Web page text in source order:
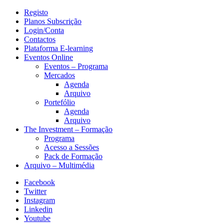
Registo
Planos Subscrição
Login/Conta
Contactos
Plataforma E-learning
Eventos Online
Eventos – Programa
Mercados
Agenda
Arquivo
Portefólio
Agenda
Arquivo
The Investment – Formação
Programa
Acesso a Sessões
Pack de Formação
Arquivo – Multimédia
Facebook
Twitter
Instagram
Linkedin
Youtube